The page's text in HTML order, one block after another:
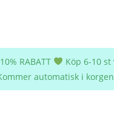
RABATT Köp 6-10
automatisk i